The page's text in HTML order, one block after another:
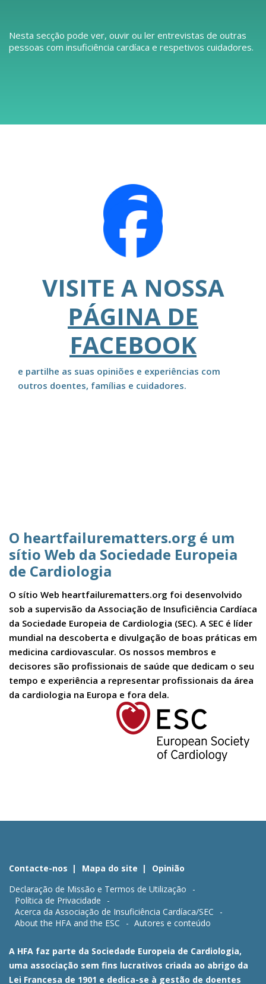
Nesta secção pode ver, ouvir ou ler entrevistas de outras
pessoas com insuficiência cardíaca e respetivos cuidadores.
VISITE A NOSSA
PÁGINA DE
FACEBOOK
e partilhe as suas opiniões e experiências com
outros doentes, famílias e cuidadores.
O heartfailurematters.org é um
sítio Web da Sociedade Europeia
de Cardiologia
O sítio Web heartfailurematters.org foi desenvolvido
sob a supervisão da Associação de Insuficiência Cardíaca
da Sociedade Europeia de Cardiologia (SEC). A SEC é líder
mundial na descoberta e divulgação de boas práticas em
medicina cardiovascular. Os nossos membros e
decisores são profissionais de saúde que dedicam o seu
tempo e experiência a representar profissionais da área
da cardiologia na Europa e fora dela.
Contacte-nos Mapa do site
Opinião
Declaração de Missão e Termos de Utilização
Política de Privacidade
Acerca da Associação de Insuficiência Cardíaca/SEC
About the HFA and the ESC
Autores e conteúdo
A HFA faz parte da Sociedade Europeia de Cardiologia,
uma associação sem fins lucrativos criada ao abrigo da
Lei Francesa de 1901 e dedica-se à gestão de doentes